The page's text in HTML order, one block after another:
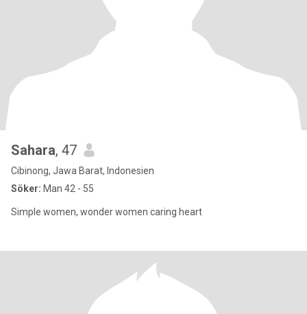
Sahara, 47
Cibinong, Jawa Barat, Indonesien
Söker: Man 42 - 55
Simple women, wonder women caring heart